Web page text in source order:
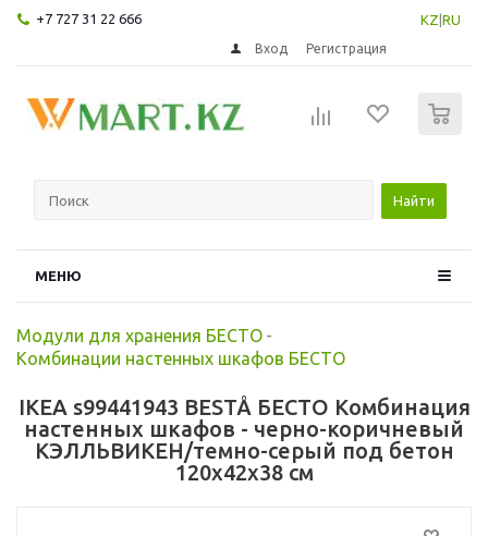
+7 727 31 22 666 KZ RU
Вход Регистрация
Найти
МЕНЮ
Модули для хранения БЕСТО -
Комбинации настенных шкафов БЕСТО
IKEA s99441943 BESTÅ БЕСТО Комбинация
настенных шкафов - черно-коричневый
КЭЛЛЬВИКЕН/темно-серый под бетон
120x42x38 см